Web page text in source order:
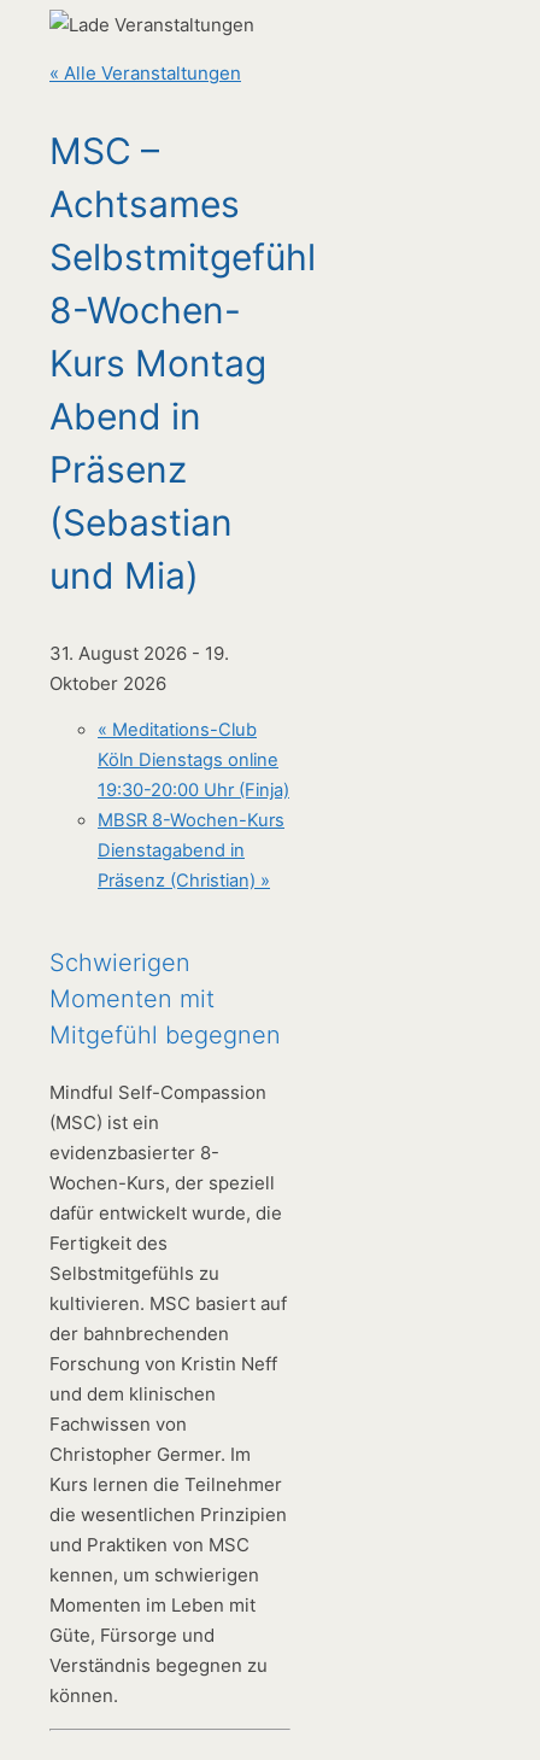
« Alle Veranstaltungen
MSC –
Achtsames
Selbstmitgefühl
8-Wochen-
Kurs Montag
Abend in
Präsenz
(Sebastian
und Mia)
31. August 2026 - 19.
Oktober 2026
« Meditations-Club
Köln Dienstags online
19:30-20:00 Uhr (Finja)
MBSR 8-Wochen-Kurs
Dienstagabend in
Präsenz (Christian) »
Schwierigen
Momenten mit
Mitgefühl begegnen
Mindful Self-Compassion
(MSC) ist ein
evidenzbasierter 8-
Wochen-Kurs, der speziell
dafür entwickelt wurde, die
Fertigkeit des
Selbstmitgefühls zu
kultivieren. MSC basiert auf
der bahnbrechenden
Forschung von Kristin Neff
und dem klinischen
Fachwissen von
Christopher Germer. Im
Kurs lernen die Teilnehmer
die wesentlichen Prinzipien
und Praktiken von MSC
kennen, um schwierigen
Momenten im Leben mit
Güte, Fürsorge und
Verständnis begegnen zu
können.